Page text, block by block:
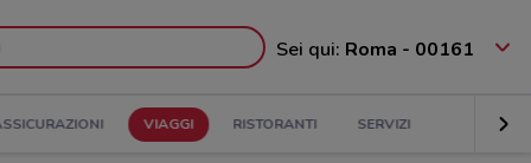
Sei qui: Roma - 00161
VIAGGI RISTORANTI SERVIZI